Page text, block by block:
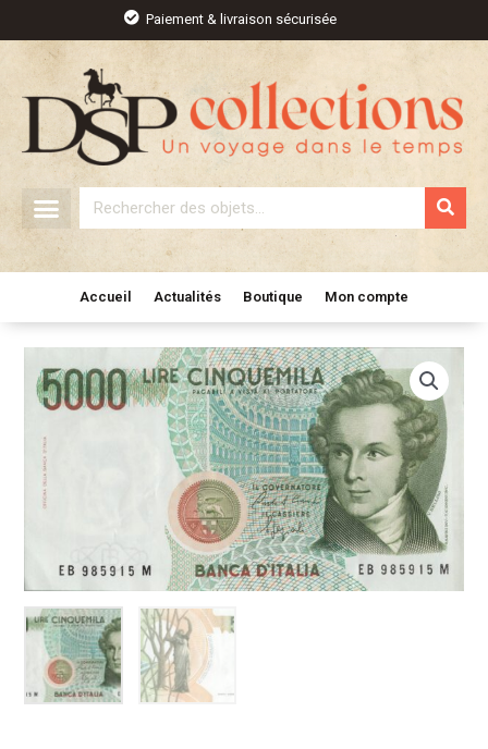
contenu
Paiement & livraison sécurisée
Rechercher
Accueil Actualités Boutique Mon compte